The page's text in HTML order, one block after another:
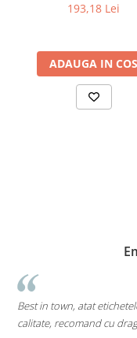
193,18 Lei
ADAUGA IN COS
in town, atat etichetele cat
recomand cu drag.